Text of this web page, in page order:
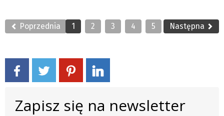
Poprzednia 1 2 3 4 5 Następna
Zapisz się na newsletter